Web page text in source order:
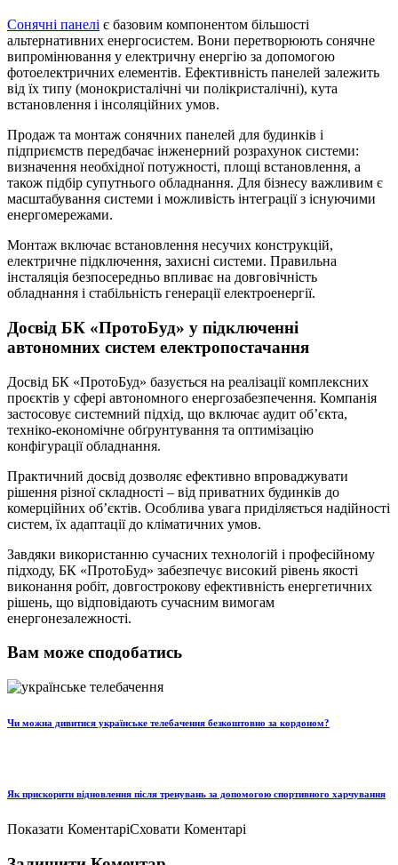
Сонячні панелі є базовим компонентом більшості
альтернативних енергосистем. Вони перетворюють сонячне
випромінювання у електричну енергію за допомогою
фотоелектричних елементів. Ефективність панелей залежить
від їх типу (монокристалічні чи полікристалічні), кута
встановлення і інсоляційних умов.
Продаж та монтаж сонячних панелей для будинків і
підприємств передбачає інженерний розрахунок системи:
визначення необхідної потужності, площі встановлення, а
також підбір супутнього обладнання. Для бізнесу важливим є
масштабування системи і можливість інтеграції з існуючими
енергомережами.
Монтаж включає встановлення несучих конструкцій,
електричне підключення, захисні системи. Правильна
інсталяція безпосередньо впливає на довговічність
обладнання і стабільність генерації електроенергії.
Досвід БК «ПротоБуд» у підключенні
автономних систем електропостачання
Досвід БК «ПротоБуд» базується на реалізації комплексних
проєктів у сфері автономного енергозабезпечення. Компанія
застосовує системний підхід, що включає аудит об’єкта,
техніко-економічне обґрунтування та оптимізацію
конфігурації обладнання.
Практичний досвід дозволяє ефективно впроваджувати
рішення різної складності – від приватних будинків до
комерційних об’єктів. Особлива увага приділяється надійності
систем, їх адаптації до кліматичних умов.
Завдяки використанню сучасних технологій і професійному
підходу, БК «ПротоБуд» забезпечує високий рівень якості
виконання робіт, довгострокову ефективність енергетичних
рішень, що відповідають сучасним вимогам
енергонезалежності.
Вам може сподобатись
Чи можна дивитися українське телебачення безкоштовно за кордоном?
Як прискорити відновлення після тренувань за допомогою спортивного харчування
Показати КоментаріСховати Коментарі